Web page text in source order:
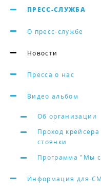
ПРЕСС-СЛУЖБА
О пресс-службе
Новости
Пресса о нас
Видео альбом
Об организации
Проход
стоянки
Программа "Мы
Информация для